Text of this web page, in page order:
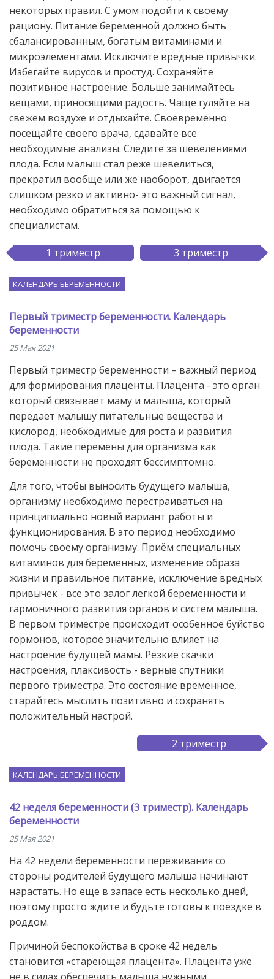
некоторых правил. С умом подойти к своему
рациону. Питание беременной должно быть
сбалансированным, богатым витаминами и
микроэлементами. Исключите вредные привычки.
Избегайте вирусов и простуд. Сохраняйте
позитивное настроение. Больше занимайтесь
вещами, приносящими радость. Чаще гуляйте на
свежем воздухе и отдыхайте. Своевременно
посещайте своего врача, сдавайте все
необходимые анализы. Следите за шевелениями
плода. Если малыш стал реже шевелиться,
прекратил вообще или же наоборот, двигается
слишком резко и активно- это важный сигнал,
необходимо обратиться за помощью к
специалистам.
1 триместр 3 триместр
КАЛЕНДАРЬ БЕРЕМЕННОСТИ
Первый триместр беременности. Календарь
беременности
25 Мая 2021
Первый триместр беременности – важный период
для формирования плаценты. Плацента - это орган
который связывает маму и малыша, который
передает малышу питательные вещества и
кислород, необходимые для роста и развития
плода. Такие перемены для организма как
беременности не проходят бессимптомно.
Для того, чтобы выносить будущего малыша,
организму необходимо перестраиваться на
принципиально новый вариант работы и
функционирования. В это период необходимо
помочь своему организму. Приём специальных
витаминов для беременных, изменение образа
жизни и правильное питание, исключение вредных
привычек - все это залог легкой беременности и
гармоничного развития органов и систем малыша.
В первом триместре происходит особенное буйство
гормонов, которое значительно влияет на
настроение будущей мамы. Резкие скачки
настроения, плаксивость - верные спутники
первого триместра. Это состояние временное,
старайтесь мыслить позитивно и сохранять
положительный настрой.
2 триместр
КАЛЕНДАРЬ БЕРЕМЕННОСТИ
42 неделя беременности (3 триместр). Календарь
беременности
25 Мая 2021
На 42 недели беременности переживания со
стороны родителей будущего малыша начинают
нарастать. Но еще в запасе есть несколько дней,
поэтому просто ждите и будьте готовы к поездке в
роддом.
Причиной беспокойства в сроке 42 недель
становится «стареющая плацента». Плацента уже